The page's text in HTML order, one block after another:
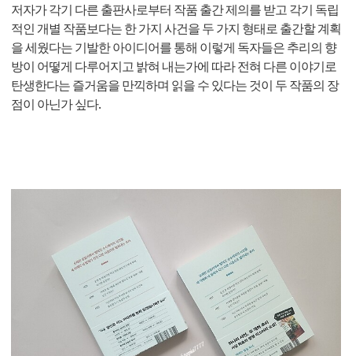
저자가 각기 다른 출판사로부터 작품 출간 제의를 받고 각기 독립
적인 개별 작품보다는 한 가지 사건을 두 가지 형태로 출간할 계획
을 세웠다는 기발한 아이디어를 통해 이렇게 독자들은 추리의 향
방이 어떻게 다루어지고 밝혀 내는가에 따라 전혀 다른 이야기로
탄생한다는 즐거움을 만끽하며 읽을 수 있다는 것이 두 작품의 장
점이 아닌가 싶다.